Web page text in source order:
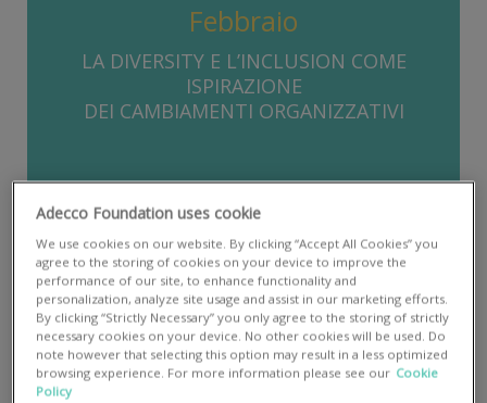
Febbraio
LA DIVERSITY E L’INCLUSION COME
ISPIRAZIONE
DEI CAMBIAMENTI ORGANIZZATIVI
Adecco Foundation uses cookie
We use cookies on our website. By clicking “Accept All Cookies” you
agree to the storing of cookies on your device to improve the
performance of our site, to enhance functionality and
personalization, analyze site usage and assist in our marketing efforts.
By clicking “Strictly Necessary” you only agree to the storing of strictly
necessary cookies on your device. No other cookies will be used. Do
note however that selecting this option may result in a less optimized
browsing experience. For more information please see our Cookie
Policy